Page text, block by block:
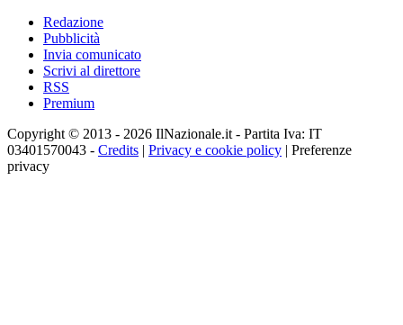
Redazione
Pubblicità
Invia comunicato
Scrivi al direttore
RSS
Premium
Copyright © 2013 - 2026 IlNazionale.it - Partita Iva: IT
03401570043 - Credits | Privacy e cookie policy | Preferenze
privacy